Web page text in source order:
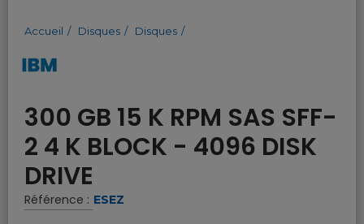
Accueil Disques Disques
300 GB 15 K RPM SAS SFF-
2 4 K BLOCK - 4096 DISK
DRIVE
Référence : ESEZ